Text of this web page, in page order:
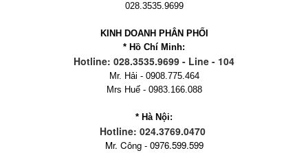
028.3535.9699
KINH DOANH PHÂN PHỐI
* Hồ Chí Minh:
Hotline: 028.3535.9699 - Line - 104
Mr. Hải - 0908.775.464
Mrs Huế - 0983.166.088
* Hà Nội:
Hotline: 024.3769.0470
Mr. Công - 0976.599.599